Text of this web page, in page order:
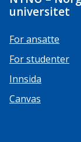
universitet
For ansatte
For studenter
Innsida
Canvas